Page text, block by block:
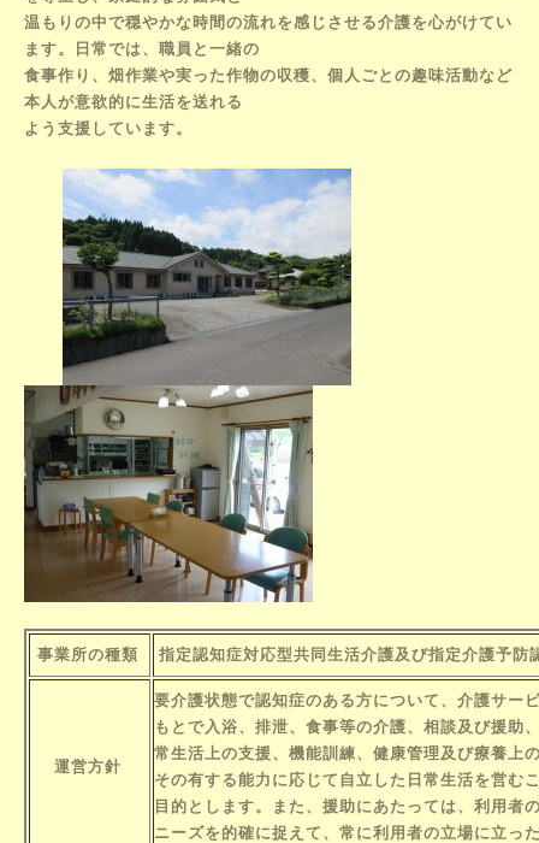
温もり の中で穏やかな時間の流れを感じさせる介護を心がけてい
ます。日常では、職員と一緒の
食事作り、 畑作業や実った作物の収穫、個人ごとの趣味活動など
本人が意欲的に生活を送れる
よう支援して います。
事業所の種類 指定認知症対応型共同生活介護及び指定介護予防
運営方針
要介護状態で認知症のある方について、介護サー
もとで入浴、排泄、 食事等の介護、相談及び援助
常生活上の支援、機能訓練、健康管理及び療養上
その有する能力に応じて自立した日常生活を営む
目的とします。また、援助にあたっては、利用者
ニーズを的確に捉えて、常に利用者の立場に立っ